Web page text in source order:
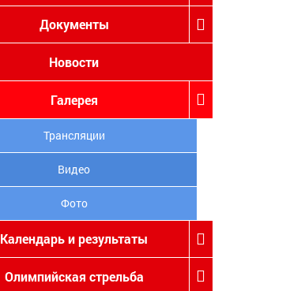
Документы
Новости
Галерея
Трансляции
Видео
Фото
Календарь и результаты
Олимпийская стрельба